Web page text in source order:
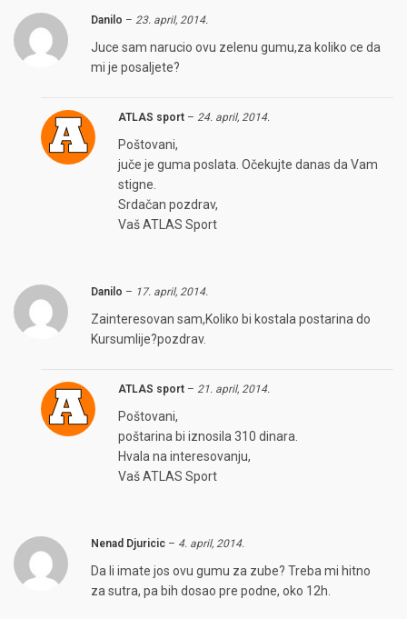
Danilo – 23. april, 2014.
Juce sam narucio ovu zelenu gumu,za koliko ce da
mi je posaljete?
ATLAS sport – 24. april, 2014.
Poštovani,
juče je guma poslata. Očekujte danas da Vam
stigne.
Srdačan pozdrav,
Vaš ATLAS Sport
Danilo – 17. april, 2014.
Zainteresovan sam,Koliko bi kostala postarina do
Kursumlije?pozdrav.
ATLAS sport – 21. april, 2014.
Poštovani,
poštarina bi iznosila 310 dinara.
Hvala na interesovanju,
Vaš ATLAS Sport
Nenad Djuricic – 4. april, 2014.
Da li imate jos ovu gumu za zube? Treba mi hitno
za sutra, pa bih dosao pre podne, oko 12h.